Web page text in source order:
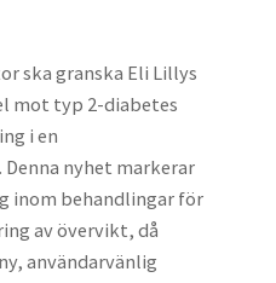
ska granska Eli Lillys
mot typ 2-diabetes
i en
nyhet markerar
behandlingar för
av övervikt, då
användarvänlig